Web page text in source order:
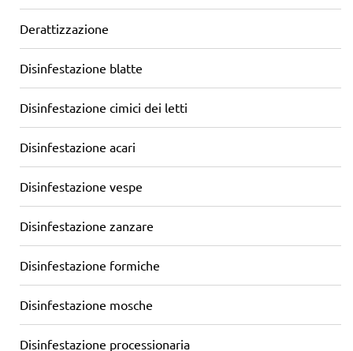
Derattizzazione
Disinfestazione blatte
Disinfestazione cimici dei letti
Disinfestazione acari
Disinfestazione vespe
Disinfestazione zanzare
Disinfestazione formiche
Disinfestazione mosche
Disinfestazione processionaria